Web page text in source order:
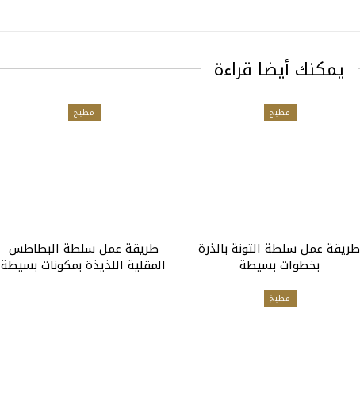
يمكنك أيضا قراءة
مطبخ
طريقة عمل سلطة التونة بالذرة
بخطوات بسيطة
مطبخ
طريقة عمل سلطة البطاطس
المقلية اللذيذة بمكونات بسيطة
مطبخ